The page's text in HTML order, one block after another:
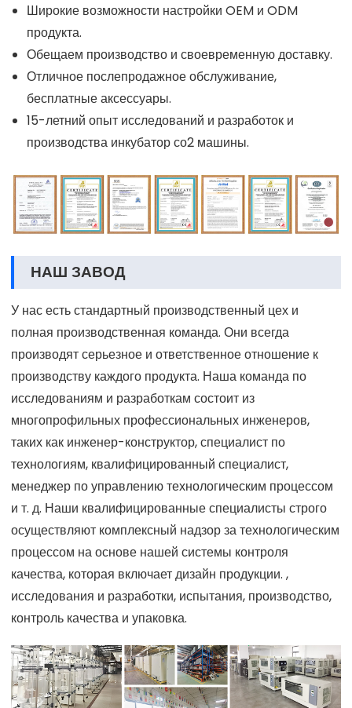
Широкие возможности настройки OEM и ODM
продукта.
Обещаем производство и своевременную доставку.
Отличное послепродажное обслуживание,
бесплатные аксессуары.
15-летний опыт исследований и разработок и
производства инкубатор со2 машины.
НАШ ЗАВОД
У нас есть стандартный производственный цех и
полная производственная команда. Они всегда
производят серьезное и ответственное отношение к
производству каждого продукта. Наша команда по
исследованиям и разработкам состоит из
многопрофильных профессиональных инженеров,
таких как инженер-конструктор, специалист по
технологиям, квалифицированный специалист,
менеджер по управлению технологическим процессом
и т. д. Наши квалифицированные специалисты строго
осуществляют комплексный надзор за технологическим
процессом на основе нашей системы контроля
качества, которая включает дизайн продукции. ,
исследования и разработки, испытания, производство,
контроль качества и упаковка.